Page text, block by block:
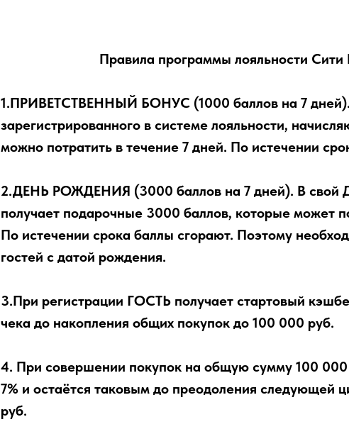
Правила программы лояльности
1.ПРИВЕТСТВЕННЫЙ БОНУС (1000 баллов на 7 дней).
зарегистрированного в системе лояльности,
можно потратить в течение 7 дней. По истечении
2.ДЕНЬ РОЖДЕНИЯ (3000 баллов на 7 дней). В свой
получает подарочные 3000 баллов, которые может
По истечении срока баллы сгорают. Поэтому
гостей с датой рождения.
3.При регистрации ГОСТЬ получает стартовый
чека до накопления общих покупок до 100 000 руб.
4. При совершении покупок на общую сумму 100
7% и остаётся таковым до преодоления следующей
руб.